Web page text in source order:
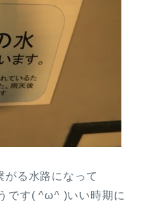
がる水路になって
です( ^ω^ )いい時期に